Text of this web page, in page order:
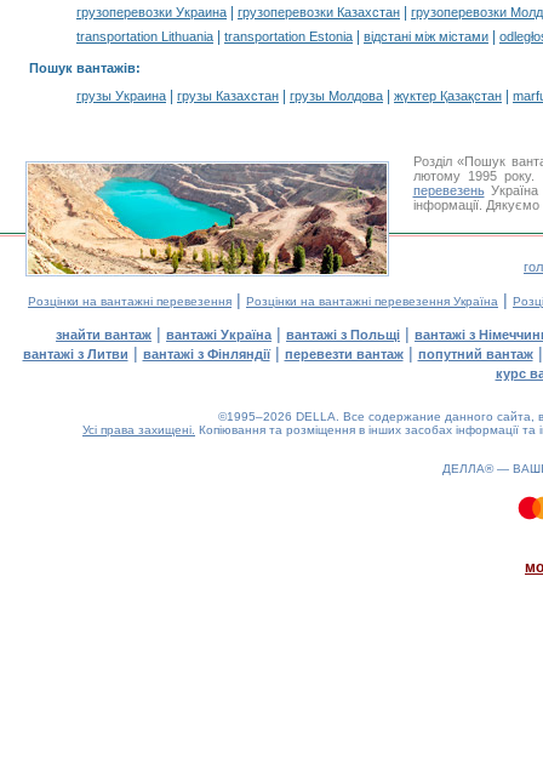
грузоперевозки Украина
грузоперевозки Казахстан
грузоперевозки
transportation Lithuania
transportation Estonia відстані між містами
Пошук вантажів:
грузы Украина
грузы Казахстан грузы Молдова жүктер Қазақстан
Розділ «Пошук
лютому 1995 року.
перевезеньУкраїна
інформації. Дякуємо
Розцінки на вантажні перевезення | Розцінки на вантажні перевезення Україна |
знайти вантаж | вантажі Україна | вантажі з Польщі | вантажі з
вантажі з Литви | вантажі з Фінляндії| перевезти вантаж| попутний вантаж
курс
©1995–2026 DELLA. Все содержание данного сайта,
Усі права захищені. Копіювання та розміщення в інших засобах інформації
ДЕЛЛА® —